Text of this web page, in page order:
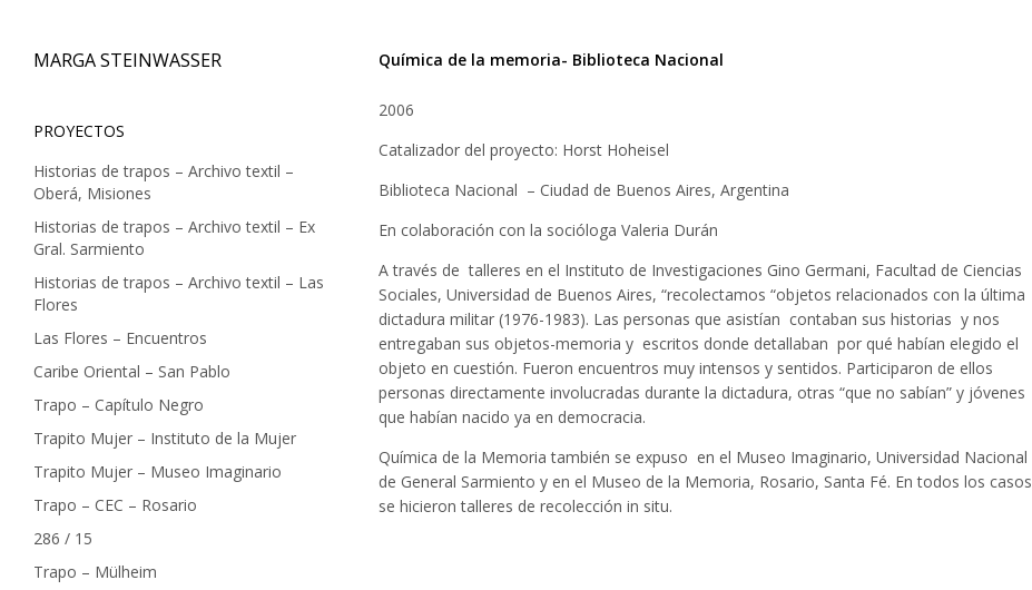
MARGA STEINWASSER
to
content
PROYECTOS
Historias de trapos – Archivo textil –
Oberá, Misiones
Historias de trapos – Archivo textil – Ex
Gral. Sarmiento
Historias de trapos – Archivo textil – Las
Flores
Las Flores – Encuentros
Caribe Oriental – San Pablo
Trapo – Capítulo Negro
Trapito Mujer – Instituto de la Mujer
Trapito Mujer – Museo Imaginario
Trapo – CEC – Rosario
286 / 15
Trapo – Mülheim
Química de la memoria- Biblioteca Nacional
2006
Catalizador del proyecto: Horst Hoheisel
Biblioteca Nacional – Ciudad de Buenos Aires, Argentina
En colaboración con la socióloga Valeria Durán
A través de talleres en el Instituto de Investigaciones Gino Germani, Facultad de Ciencias
Sociales, Universidad de Buenos Aires, “recolectamos “objetos relacionados con la última
dictadura militar (1976-1983). Las personas que asistían contaban sus historias y nos
entregaban sus objetos-memoria y escritos donde detallaban por qué habían elegido el
objeto en cuestión. Fueron encuentros muy intensos y sentidos. Participaron de ellos
personas directamente involucradas durante la dictadura, otras “que no sabían” y jóvenes
que habían nacido ya en democracia.
Química de la Memoria también se expuso en el Museo Imaginario, Universidad Nacional
de General Sarmiento y en el Museo de la Memoria, Rosario, Santa Fé. En todos los casos
se hicieron talleres de recolección in situ.